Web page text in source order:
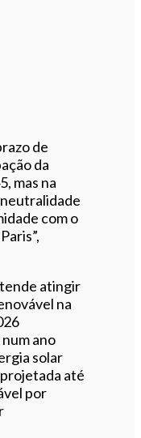
de
da
mas na
com o
atingir
na
ano
solar
até
por